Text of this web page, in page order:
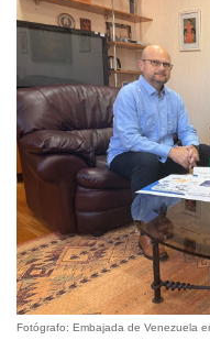
Fotógrafo: Embajada de Venezuela